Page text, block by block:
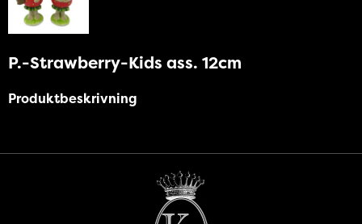
P.-Strawberry-Kids ass. 12cm
Produktbeskrivning